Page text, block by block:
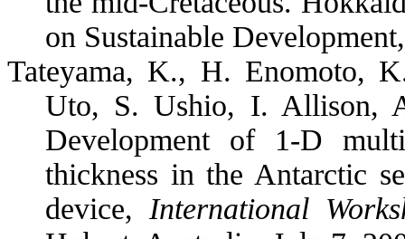
on Sustainable
Tateyama, K., H. Enomoto,
Uto, S. Ushio, I. Allison,
Development of 1-D
thickness in the Antarctic
device, International